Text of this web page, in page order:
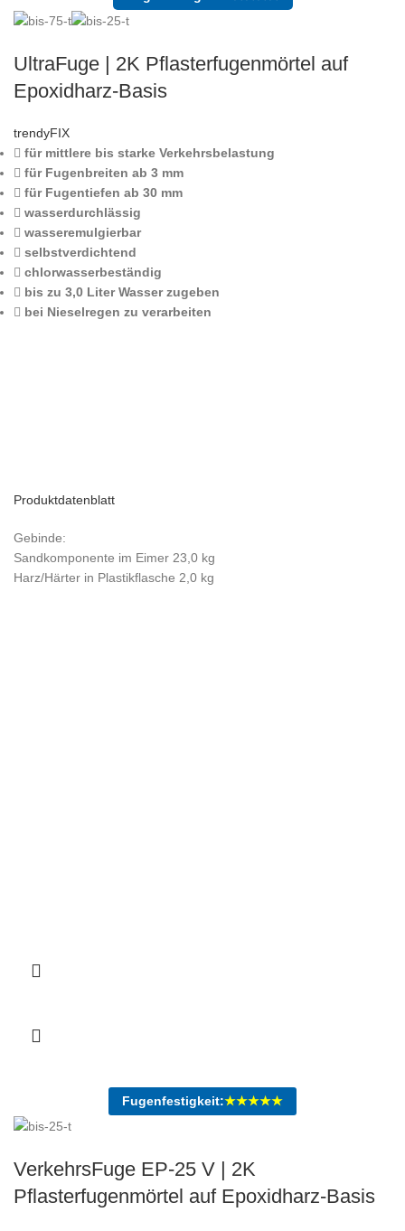
UltraFuge | 2K Pflasterfugenmörtel auf
Epoxidharz-Basis
trendyFIX
für mittlere bis starke Verkehrsbelastung
für Fugenbreiten ab 3 mm
für Fugentiefen ab 30 mm
wasserdurchlässig
wasseremulgierbar
selbstverdichtend
chlorwasserbeständig
bis zu 3,0 Liter Wasser zugeben
bei Nieselregen zu verarbeiten
Produktdatenblatt
Gebinde:
Sandkomponente im Eimer 23,0 kg
Harz/Härter in Plastikflasche 2,0 kg
Fugenfestigkeit:★★★★★
VerkehrsFuge EP-25 V | 2K
Pflasterfugenmörtel auf Epoxidharz-Basis